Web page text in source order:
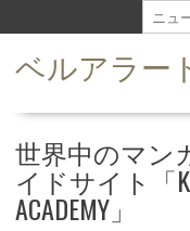
k
ベルアラー
世界中のマン
イドサイト「
ACADEMY」